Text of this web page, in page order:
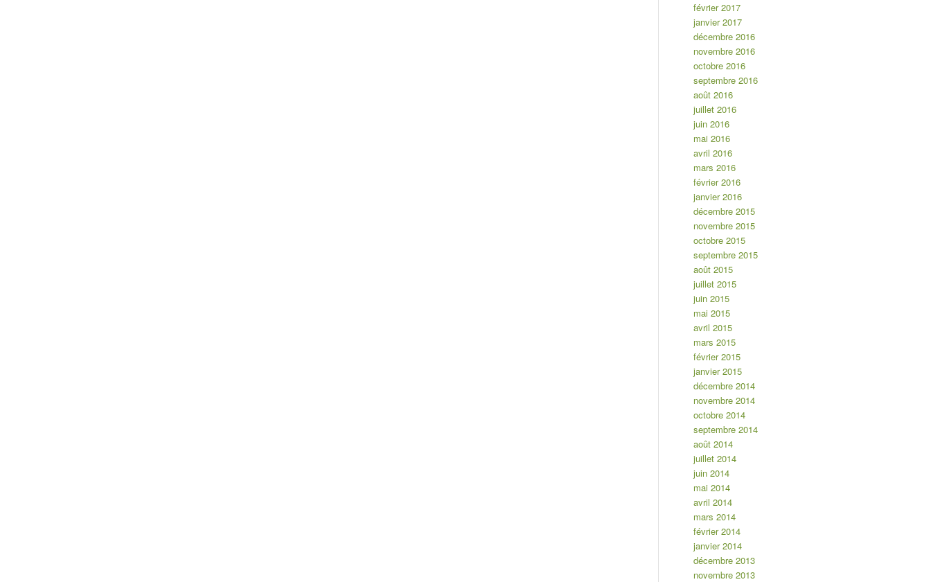
février 2017
janvier 2017
décembre 2016
novembre 2016
octobre 2016
septembre 2016
août 2016
juillet 2016
juin 2016
mai 2016
avril 2016
mars 2016
février 2016
janvier 2016
décembre 2015
novembre 2015
octobre 2015
septembre 2015
août 2015
juillet 2015
juin 2015
mai 2015
avril 2015
mars 2015
février 2015
janvier 2015
décembre 2014
novembre 2014
octobre 2014
septembre 2014
août 2014
juillet 2014
juin 2014
mai 2014
avril 2014
mars 2014
février 2014
janvier 2014
décembre 2013
novembre 2013